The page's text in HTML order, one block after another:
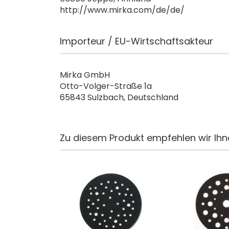
http://www.mirka.com/de/de/
Importeur / EU-Wirtschaftsakteur
Mirka GmbH
Otto-Volger-Straße 1a
65843 Sulzbach, Deutschland
Zu diesem Produkt empfehlen wir